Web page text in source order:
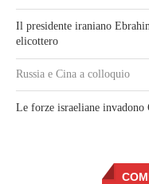
Il presidente iraniano
elicottero
Russia e Cina a colloquio
Le forze israeliane invadono